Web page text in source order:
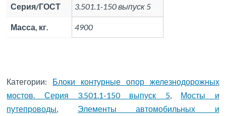
Серия/ГОСТ 3.501.1-150 выпуск 5
Масса, кг. 4900
Категории: Блоки контурные опор железнодорожных
мостов. Серия 3.501.1-150 выпуск 5, Мосты и
путепроводы
Элементы автомобильных и